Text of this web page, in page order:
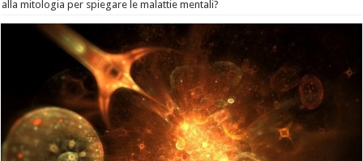
alla mitologia per spiegare le malattie mentali?